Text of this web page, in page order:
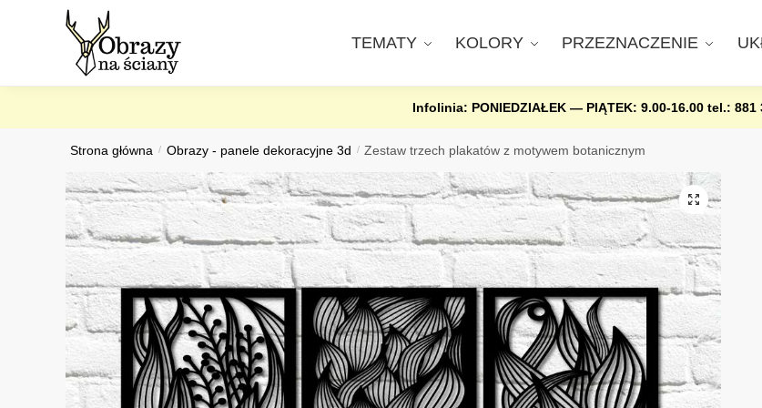
TEMATY KOLORY PRZEZNACZENIE
Infolinia: PONIEDZIAŁEK — PIĄTEK: 9.00-16.00 tel.: 881
Strona główna / Obrazy - panele dekoracyjne 3d / Zestaw trzech plakatów z motywem botanicznym